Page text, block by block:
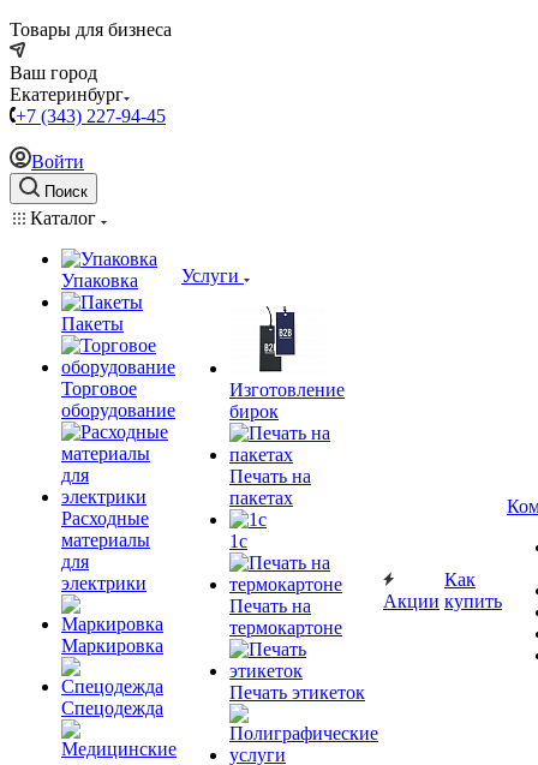
Товары для бизнеса
Ваш город
Екатеринбург
+7 (343) 227-94-45
Войти
Поиск
Каталог
Упаковка
Пакеты
Торговое
оборудование
Расходные
материалы
для
электрики
Маркировка
Спецодежда
Услуги
Изготовление
бирок
Печать на
пакетах
1c
Печать на
термокартоне
Печать этикеток
Акции
Как
купить